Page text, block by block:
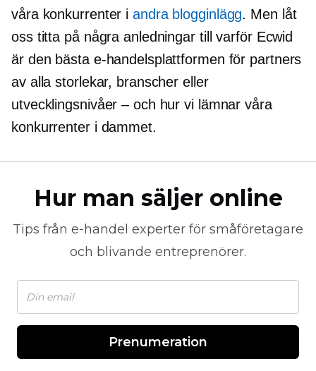
våra konkurrenter i andra blogginlägg. Men låt
oss titta på några anledningar till varför Ecwid
är den bästa e-handelsplattformen för partners
av alla storlekar, branscher eller
utvecklingsnivåer – och hur vi lämnar våra
konkurrenter i dammet.
Hur man säljer online
Tips från e-handel experter för småföretagare
och blivande entreprenörer.
Prenumeration